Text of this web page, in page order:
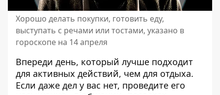
Хорошо делать покупки, готовить еду,
выступать с речами или тостами, указано в
гороскопе на 14 апреля
Впереди день, который лучше подходит
для активных действий, чем для отдыха.
Если даже дел у вас нет, проведите его